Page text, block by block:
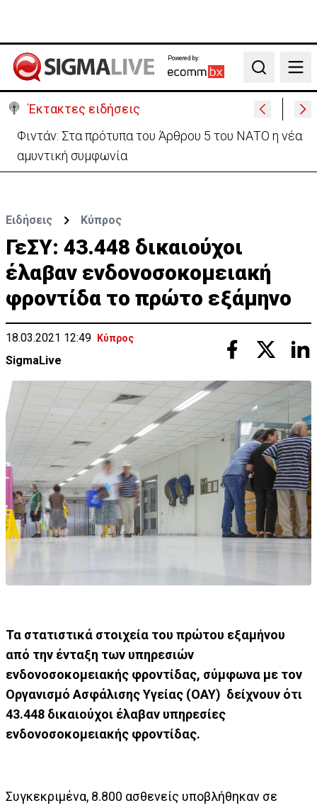
Powered by:
Search
Έκτακτες ειδήσεις
Συντριβή ελικοπτέρου σε βουνοπλαγιά στο Ρίο ντε
Τζανέιρο - 4 νεκροί (BINTEO)
Ειδήσεις Κύπρος
ΓεΣΥ: 43.448 δικαιούχοι
έλαβαν ενδονοσοκομειακή
φροντίδα το πρώτο εξάμηνο
18.03.2021 12:49 Κύπρος
SigmaLive
Τα στατιστικά στοιχεία του πρώτου εξαμήνου
από την ένταξη των υπηρεσιών
ενδονοσοκομειακής φροντίδας, σύμφωνα με τον
Οργανισμό Ασφάλισης Υγείας (ΟΑΥ) δείχνουν ότι
43.448 δικαιούχοι έλαβαν υπηρεσίες
ενδονοσοκομειακής φροντίδας.
Συγκεκριμένα, 8.800 ασθενείς υποβλήθηκαν σε